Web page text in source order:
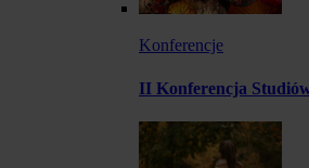
Konferencje
II Konferencja